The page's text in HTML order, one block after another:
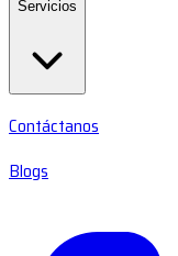
Servicios
Contáctanos
Blogs